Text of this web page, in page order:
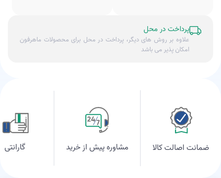
پرداخت در محل
علاوه بر روش های دیگر، پرداخت در محل برای محصولات ماهرفون
امکان پذیر می باشد
ضمانت اصالت کالا مشاوره پیش از خرید گارانتی